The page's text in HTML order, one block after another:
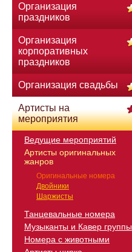
Организация
праздников
Организация
корпоративных
праздников
Организация свадьбы
Артисты на
мероприятия
Ведущие мероприятий
Артисты оригинальных
жанров
Оригинальные номера
Двойники
Шаржисты
Танцевальные номера
Музыканты и Кавер группы
Номера с животными